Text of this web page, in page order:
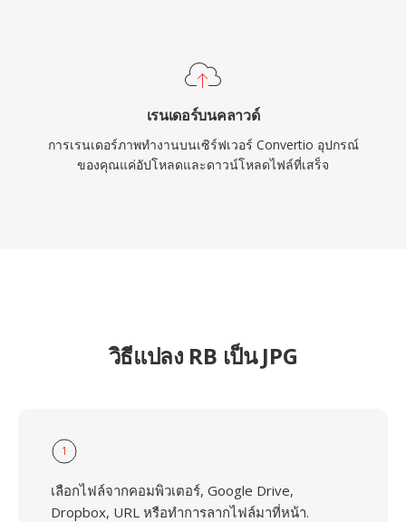
เรนเดอร์บนคลาวด์
การเรนเดอร์ภาพทำงานบนเซิร์ฟเวอร์ Convertio อุปกรณ์
ของคุณแค่อัปโหลดและดาวน์โหลดไฟล์ที่เสร็จ
วิธีแปลง RB เป็น JPG
1
เลือกไฟล์จากคอมพิวเตอร์, Google Drive,
Dropbox, URL หรือทำการลากไฟล์มาที่หน้า.